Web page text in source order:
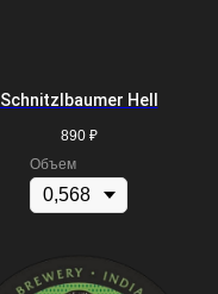
Schnitzlbaumer Hell
890 ₽
Объем